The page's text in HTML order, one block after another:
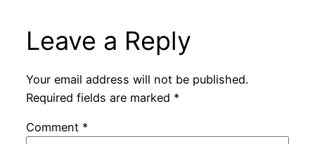
Leave a Reply
Your email address will not be published.
Required fields are marked *
Comment *